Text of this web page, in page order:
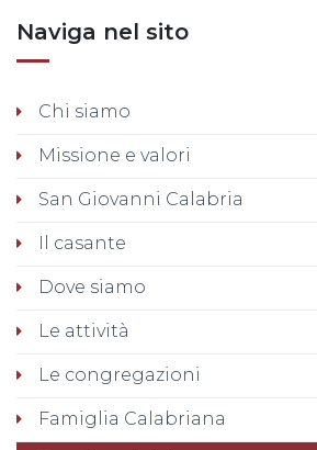
Naviga nel sito
Chi siamo
Missione e valori
San Giovanni Calabria
Il casante
Dove siamo
Le attività
Le congregazioni
Famiglia Calabriana